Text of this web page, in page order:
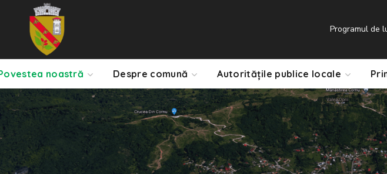
Programul de
noastră Despre comună Autoritățile publice locale